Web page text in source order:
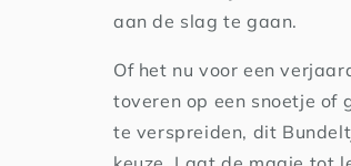
aan de slag te gaan.
Of het nu voor een
toveren op een snoetje of
te verspreiden, dit